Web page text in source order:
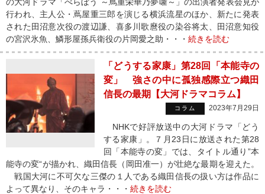
行われ、主人公・蔦屋重三郎を演じる横浜流星のほか、新たに発表
された田沼意次役の渡辺謙、喜多川歌麿役の染谷将太、田沼意知役
の宮沢氷魚、鱗形屋孫兵衛役の片岡愛之助・・・ 続きを読む
「どうする家康」第28回「本能寺の
変」 強さの中に孤独感際立つ織田
信長の最期【大河ドラマコラム】
コラム 2023年7月29日
NHKで好評放送中の大河ドラマ「どう
する家康」。７月23日に放送された第28
回「本能寺の変」では、タイトル通り”本
能寺の変“が描かれ、織田信長（岡田准一）が壮絶な最期を迎えた。
戦国大河に不可欠な三傑の１人である織田信長の扱い方は作品に
よって異なり、そのキャラ・・・ 続きを読む